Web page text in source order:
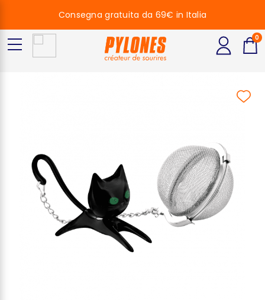
Consegna gratuita da 69€ in Italia
0